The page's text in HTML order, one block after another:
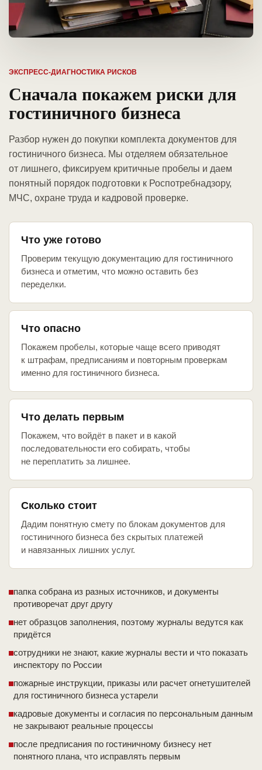
ЭКСПРЕСС-ДИАГНОСТИКА РИСКОВ
Сначала покажем риски для
гостиничного бизнеса
Разбор нужен до покупки комплекта документов для
гостиничного бизнеса. Мы отделяем обязательное
от лишнего, фиксируем критичные пробелы и даем
понятный порядок подготовки к Роспотребнадзору,
МЧС, охране труда и кадровой проверке.
Что уже готово
Проверим текущую документацию для гостиничного
бизнеса и отметим, что можно оставить без
переделки.
Что опасно
Покажем пробелы, которые чаще всего приводят
к штрафам, предписаниям и повторным проверкам
именно для гостиничного бизнеса.
Что делать первым
Покажем, что войдёт в пакет и в какой
последовательности его собирать, чтобы
не переплатить за лишнее.
Сколько стоит
Дадим понятную смету по блокам документов для
гостиничного бизнеса без скрытых платежей
и навязанных лишних услуг.
папка собрана из разных источников, и документы
противоречат друг другу
нет образцов заполнения, поэтому журналы ведутся как
придётся
сотрудники не знают, какие журналы вести и что показать
инспектору по России
пожарные инструкции, приказы или расчет огнетушителей
для гостиничного бизнеса устарели
кадровые документы и согласия по персональным данным
не закрывают реальные процессы
после предписания по гостиничному бизнесу нет
понятного плана, что исправлять первым